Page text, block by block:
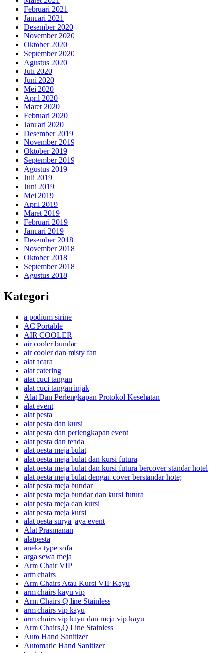
Februari 2021
Januari 2021
Desember 2020
November 2020
Oktober 2020
September 2020
Agustus 2020
Juli 2020
Juni 2020
Mei 2020
April 2020
Maret 2020
Februari 2020
Januari 2020
Desember 2019
November 2019
Oktober 2019
September 2019
Agustus 2019
Juli 2019
Juni 2019
Mei 2019
April 2019
Maret 2019
Februari 2019
Januari 2019
Desember 2018
November 2018
Oktober 2018
September 2018
Agustus 2018
Kategori
a podium sirine
AC Portable
AIR COOLER
air cooler bundar
air cooler dan misty fan
alat acara
alat catering
alat cuci tangan
alat cuci tangan injak
Alat Dan Perlengkapan Protokol Kesehatan
alat event
alat pesta
alat pesta dan kursi
alat pesta dan perlengkapan event
alat pesta dan tenda
alat pesta meja bulat
alat pesta meja bulat dan kursi futura
alat pesta meja bulat dan kursi futura bercover standar hotel
alat pesta meja bulat dengan cover berstandar hote;
alat pesta meja bundar
alat pesta meja bundar dan kursi futura
alat pesta meja dan kursi
alat pesta meja kursi
alat pesta surya jaya event
Alat Prasmanan
alatpesta
aneka type sofa
arga sewa meja
Arm Chair VIP
arm chairs
Arm Chairs Atau Kursi VIP Kayu
arm chairs kayu vip
Arm Chairs Q line Stainless
arm chairs vip kayu
arm chairs vip kayu dan meja vip kayu
Arm Chairs,Q Line Stainless
Auto Hand Sanitizer
Automatic Hand Sanitizer